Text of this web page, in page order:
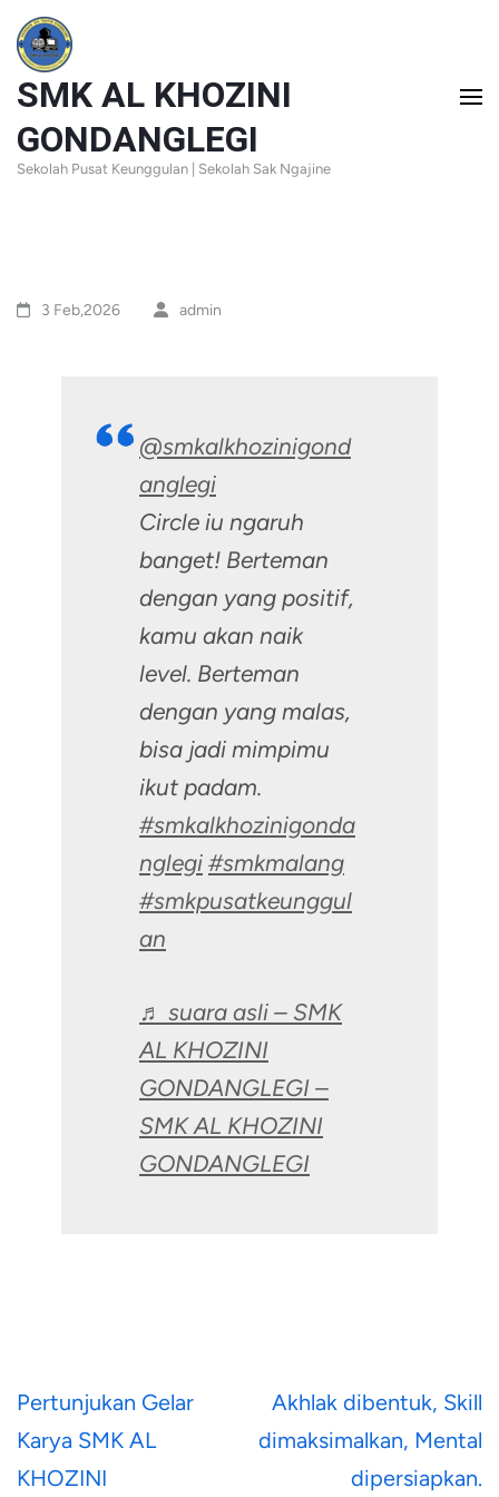
Skip
to
content
(Press
Enter)
SMK AL KHOZINI
GONDANGLEGI
Sekolah Pusat Keunggulan | Sekolah Sak Ngajine
3 Feb,2026 admin
@smkalkhozinigond
anglegi
Circle iu ngaruh
banget! Berteman
dengan yang positif,
kamu akan naik
level. Berteman
dengan yang malas,
bisa jadi mimpimu
ikut padam.
#smkalkhozinigonda
nglegi #smkmalang
#smkpusatkeunggul
an
♬ suara asli – SMK
AL KHOZINI
GONDANGLEGI –
SMK AL KHOZINI
GONDANGLEGI
Post
navigation
Pertunjukan Gelar
Karya SMK AL
KHOZINI
Akhlak dibentuk, Skill
dimaksimalkan, Mental
dipersiapkan.